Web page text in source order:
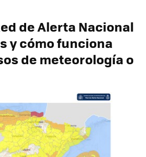
de Alerta Nacional
y cómo funciona
de meteorología o